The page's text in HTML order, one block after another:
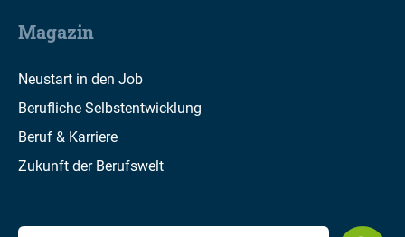
Magazin
Neustart in den Job
Berufliche Selbstentwicklung
Beruf & Karriere
Zukunft der Berufswelt